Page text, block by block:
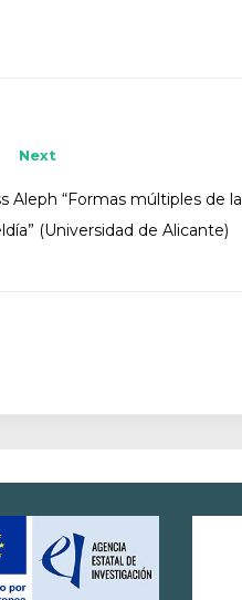
Next
Aleph “Formas múltiples de la
(Universidad de Alicante)